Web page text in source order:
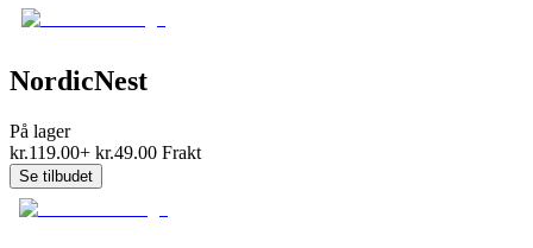
NordicNest
På lager
kr.119.00+ kr.49.00 Frakt
Se tilbudet